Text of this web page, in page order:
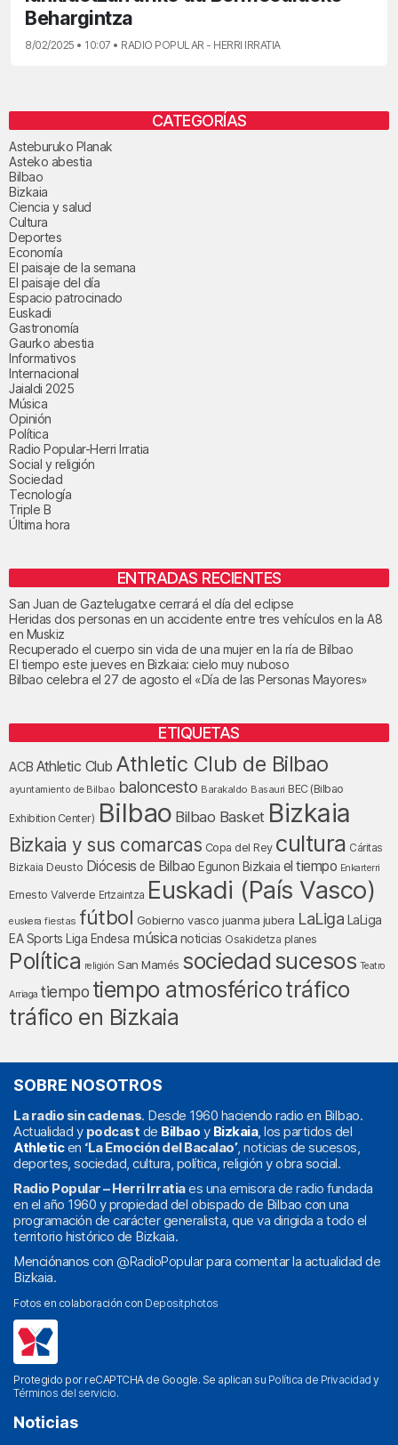
Behargintza
8/02/2025 • 10:07 • RADIO POPULAR - HERRI IRRATIA
CATEGORÍAS
Asteburuko Planak
Asteko abestia
Bilbao
Bizkaia
Ciencia y salud
Cultura
Deportes
Economía
El paisaje de la semana
El paisaje del día
Espacio patrocinado
Euskadi
Gastronomía
Gaurko abestia
Informativos
Internacional
Jaialdi 2025
Música
Opinión
Política
Radio Popular-Herri Irratia
Social y religión
Sociedad
Tecnología
Triple B
Última hora
ENTRADAS RECIENTES
San Juan de Gaztelugatxe cerrará el día del eclipse
Heridas dos personas en un accidente entre tres vehículos en la A8
en Muskiz
Recuperado el cuerpo sin vida de una mujer en la ría de Bilbao
El tiempo este jueves en Bizkaia: cielo muy nuboso
Bilbao celebra el 27 de agosto el «Día de las Personas Mayores»
ETIQUETAS
ACB Athletic Club Athletic Club de Bilbao
ayuntamiento de Bilbao baloncesto Barakaldo Basauri BEC (Bilbao
Exhibition Center) Bilbao Bilbao Basket Bizkaia
Bizkaia y sus comarcas Copa del Rey cultura Cáritas
Bizkaia Deusto Diócesis de Bilbao Egunon Bizkaia el tiempo Enkarterri
Ernesto Valverde Ertzaintza Euskadi (País Vasco)
euskera fiestas fútbol Gobierno vasco juanma jubera LaLiga LaLiga
EA Sports
Liga Endesa música noticias Osakidetza planes
Política religión San Mamés sociedad sucesos Teatro
Arriaga tiempo tiempo atmosféricotráfico
tráfico en Bizkaia
SOBRE NOSOTROS
La radio sin cadenas. Desde 1960 haciendo radio en Bilbao.
Actualidad y podcast de Bilbao y Bizkaia, los partidos del
Athleticen ‘La Emoción del Bacalao’, noticias de sucesos,
deportes, sociedad, cultura, política, religión y obra social.
Radio Popular – Herri Irratiaes una emisora de radio fundada
en el año 1960 y propiedad del obispado de Bilbao con una
programación de carácter generalista, que va dirigida a todo el
territorio histórico de Bizkaia.
Menciónanos con @RadioPopularpara comentar la actualidad de
Bizkaia.
Fotos en colaboración con Depositphotos
Protegido por reCAPTCHA de Google. Se aplican su Política de Privacidad y
Términos del servicio.
Noticias